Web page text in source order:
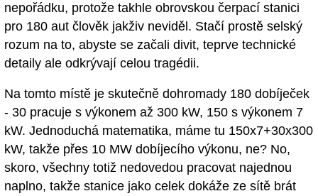
nepořádku, protože takhle obrovskou čerpací stanici
pro 180 aut člověk jakživ neviděl. Stačí prostě selský
rozum na to, abyste se začali divit, teprve technické
detaily ale odkrývají celou tragédii.
Na tomto místě je skutečně dohromady 180 dobíječek
- 30 pracuje s výkonem až 300 kW, 150 s výkonem 7
kW. Jednoduchá matematika, máme tu 150x7+30x300
kW, takže přes 10 MW dobíjecího výkonu, ne? No,
skoro, všechny totiž nedovedou pracovat najednou
naplno, takže stanice jako celek dokáže ze sítě brát